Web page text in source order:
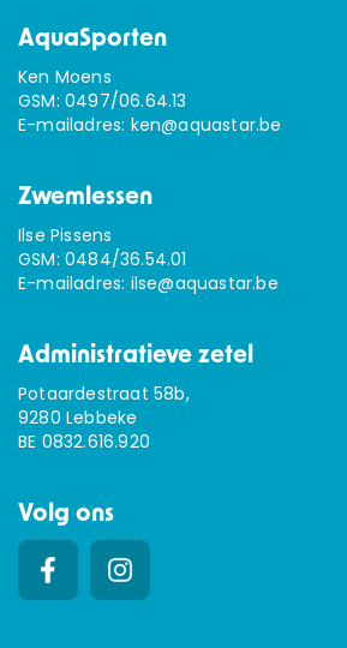
AquaSporten
Ken Moens
GSM: 0497/06.64.13
E-mailadres: ken@aquastar.be
Zwemlessen
Ilse Pissens
GSM: 0484/36.54.01
E-mailadres: ilse@aquastar.be
Administratieve zetel
Potaardestraat 58b,
9280 Lebbeke
BE 0832.616.920
Volg ons